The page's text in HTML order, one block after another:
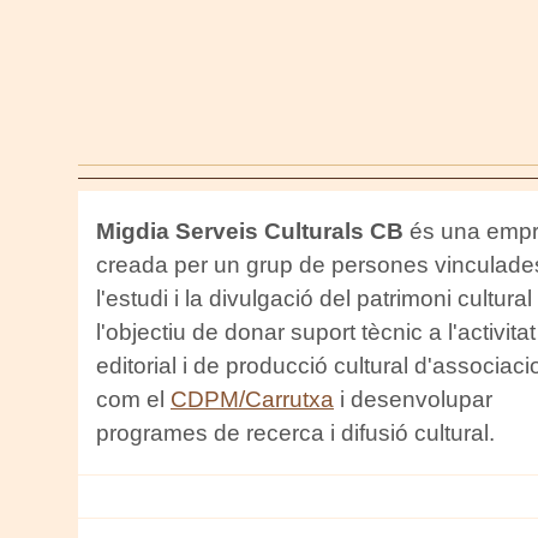
Migdia Serveis Culturals CB és una
creada per un grup de persones
l'estudi i la divulgació del patrimoni cultural
l'objectiu de donar suport tècnic a l'activitat
editorial i de producció cultural
com el CDPM/Carrutxa i desenvolupar
programes de recerca i difusió cultural.